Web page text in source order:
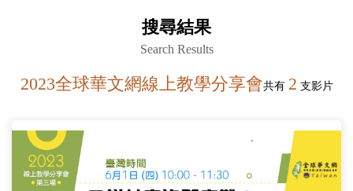
國
灣)
搜尋結果
Search Results
2023全球華文網線上教學分享會共有 2 支影片